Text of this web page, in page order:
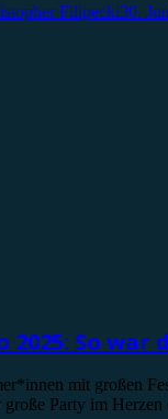
Filipecki30.
2025: So war
mit großen
Party im